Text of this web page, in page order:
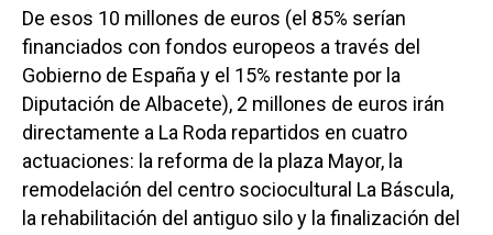
De esos 10 millones de euros (el 85% serían
financiados con fondos europeos a través del
Gobierno de España y el 15% restante por la
Diputación de Albacete), 2 millones de euros irán
directamente a La Roda repartidos en cuatro
actuaciones: la reforma de la plaza Mayor, la
remodelación del centro sociocultural La Báscula,
la rehabilitación del antiguo silo y la finalización del